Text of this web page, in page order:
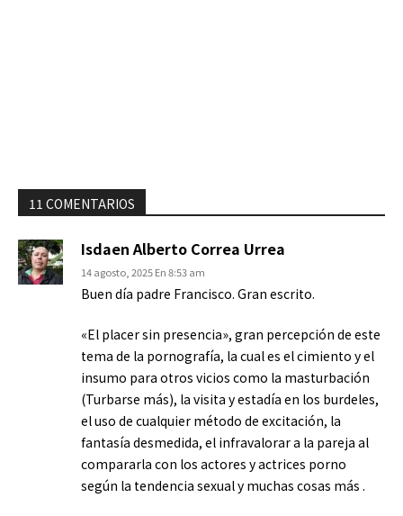
11 COMENTARIOS
Isdaen Alberto Correa Urrea
14 agosto, 2025 En 8:53 am
Buen día padre Francisco. Gran escrito.
«El placer sin presencia», gran percepción de este
tema de la pornografía, la cual es el cimiento y el
insumo para otros vicios como la masturbación
(Turbarse más), la visita y estadía en los burdeles,
el uso de cualquier método de excitación, la
fantasía desmedida, el infravalorar a la pareja al
compararla con los actores y actrices porno
según la tendencia sexual y muchas cosas más .